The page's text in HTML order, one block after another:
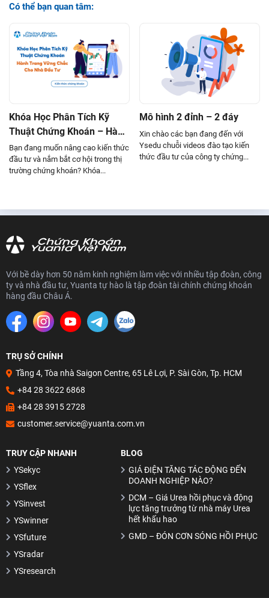
Mô hình nến Bullish Seperating lines
Mô hình nến Deliberation
Mô hình nến Gapping Dow Doji
Mô hình nến Hammer
Mô hình nến Southern Doji
Mô hình nến Three Black Crows
Mô hình nến White Spining Stop
Mô hình nến Evening Star
Mô hình nến Hanging Man
Đường trung bình MA (Moving Average)
Mô hình nến Morning Star
Đường xu hướng Trendline
Fibonacci – Cách xác định giá mục tiêu
Xác định xu hướng biến động mạnh cùng Bollinger Bands
MACD – Cách sử dụng sao cho hiệu quả?
Cách kết hợp bộ ba MA 10, 20 & 50
Đọc hiểu tâm lý thị trường thông qua Mô hình nến Nhật
Có thể bạn quan tâm:
Khóa Học Phân Tích Kỹ
Thuật Chứng Khoán – Hành
Trang Vững Chắc Cho Nhà
Đầu Tư
Bạn đang muốn nâng cao kiến thức
đầu tư và nắm bắt cơ hội trong thị
trường chứng khoán? Khóa...
Mô hình 2 đỉnh – 2 đáy
Xin chào các bạn đang đến với
Ysedu chuỗi videos đào tạo kiến
thức đầu tư của công ty chứng...
Với bề dày hơn 50 năm kinh nghiệm làm việc với nhiều tập đoàn, công
ty và nhà đầu tư, Yuanta tự hào là tập đoàn tài chính chứng khoán
hàng đầu Châu Á.
TRỤ SỞ CHÍNH
Tầng 4, Tòa nhà Saigon Centre, 65 Lê Lợi, P. Sài Gòn, Tp. HCM
+84 28 3622 6868
+84 28 3915 2728
customer.service@yuanta.com.vn
TRUY CẬP NHANH
YSekyc
YSflex
YSinvest
YSwinner
YSfuture
YSradar
YSresearch
BLOG
GIÁ ĐIỆN TĂNG TÁC ĐỘNG ĐẾN
DOANH NGHIỆP NÀO?
DCM – Giá Urea hồi phục và động
lực tăng trưởng từ nhà máy Urea
hết khấu hao
GMD – ĐÓN CƠN SÓNG HỒI PHỤC